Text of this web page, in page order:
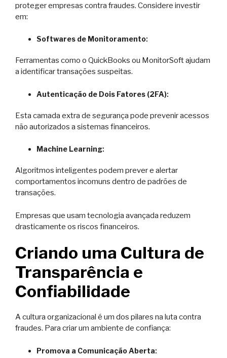
proteger empresas contra fraudes. Considere investir
em:
Softwares de Monitoramento:
Ferramentas como o QuickBooks ou MonitorSoft ajudam
a identificar transações suspeitas.
Autenticação de Dois Fatores (2FA):
Esta camada extra de segurança pode prevenir acessos
não autorizados a sistemas financeiros.
Machine Learning:
Algoritmos inteligentes podem prever e alertar
comportamentos incomuns dentro de padrões de
transações.
Empresas que usam tecnologia avançada reduzem
drasticamente os riscos financeiros.
Criando uma Cultura de
Transparência e
Confiabilidade
A cultura organizacional é um dos pilares na luta contra
fraudes. Para criar um ambiente de confiança:
Promova a Comunicação Aberta: